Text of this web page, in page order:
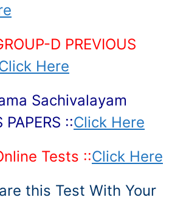
D PREVIOUS
Here
Sachivalayam
PAPERS ::Click Here
Tests ::Click Here
this Test With Your